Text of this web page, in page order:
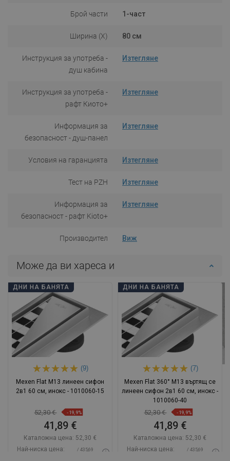
Брой части 1-част
Ширина (X) 80 см
Инструкция за употреба -
душ кабина
Изтегляне
Инструкция за употреба -
рафт Киото+
Изтегляне
Информация за
безопасност - душ-панел
Изтегляне
Условия на гаранцията Изтегляне
Тест на PZH Изтегляне
Информация за
безопасност - рафт Kioto+
Изтегляне
Производител Виж
Може да ви хареса и
ДНИ НА БАНЯТА
(9)
Mexen Flat M13 линеен сифон
2в1 60 см, инокс - 1010060-15
52,30 € -19,9%
41,89 €
Каталожна цена: 52,30 €
Най-ниска цена:
/ 435,69
ДНИ НА БАНЯТА
(7)
Mexen Flat 360° M13 въртящ се
линеен сифон 2в1 60 см, инокс -
1010060-40
52,30 € -19,9%
41,89 €
Каталожна цена: 52,30 €
Най-ниска цена:
/ 435,69